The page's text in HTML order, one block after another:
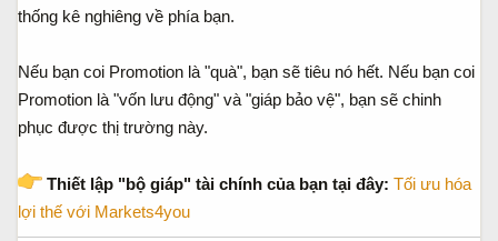
thống kê nghiêng về phía bạn.
Nếu bạn coi Promotion là "quà", bạn sẽ tiêu nó hết. Nếu bạn coi
Promotion là "vốn lưu động" và "giáp bảo vệ", bạn sẽ chinh
phục được thị trường này.
Thiết lập "bộ giáp" tài chính của bạn tại đây: Tối ưu hóa
lợi thế với Markets4you